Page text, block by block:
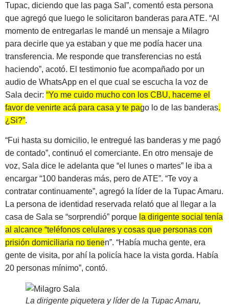
Tupac, diciendo que las paga Sal”, comentó esta persona
que agregó que luego le solicitaron banderas para ATE. “Al
momento de entregarlas le mandé un mensaje a Milagro
para decirle que ya estaban y que me podía hacer una
transferencia. Me responde que transferencias no está
haciendo”, acotó. El testimonio fue acompañado por un
audio de WhatsApp en el que cual se escucha la voz de
Sala decir: “Yo me cuido mucho con los CBU, haceme el
favor de venirte acá para casa y te pago lo de las banderas.
¿Si?”.
“Fui hasta su domicilio, le entregué las banderas y me pagó
de contado”, continuó el comerciante. En otro mensaje de
voz, Sala dice le adelanta que “el lunes o martes” le iba a
encargar “100 banderas más, pero de ATE”. “Te voy a
contratar continuamente”, agregó la líder de la Tupac Amaru.
La persona de identidad reservada relató que al llegar a la
casa de Sala se “sorprendió” porque la dirigente social tenía
al alcance “teléfonos celulares y cosas que personas con
prisión domiciliaria no tienen”. “Había mucha gente, era
gente de visita, por ahí la policía hace la vista gorda. Había
20 personas mínimo”, contó.
La dirigente piquetera y líder de la Tupac Amaru,